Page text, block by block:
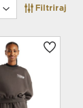
Filtriraj